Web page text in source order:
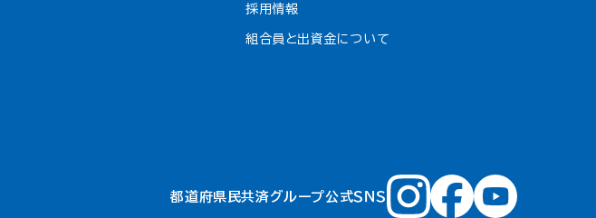
採用情報
組合員と出資金について
都道府県民共済グループ公式ＳＮＳ